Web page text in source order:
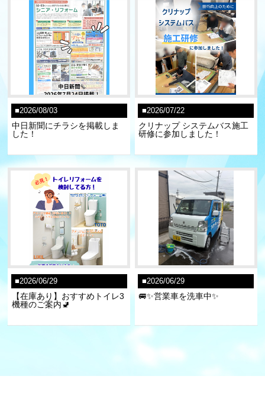
2026/08/03
中日新聞にチラシを掲載しま
した！
2026/07/22
クリナップ システムバス施工
研修に参加しました！
2026/06/29
【在庫あり】おすすめトイレ3
機種のご案内🚽
2026/06/29
🚐✨営業車を洗車中✨